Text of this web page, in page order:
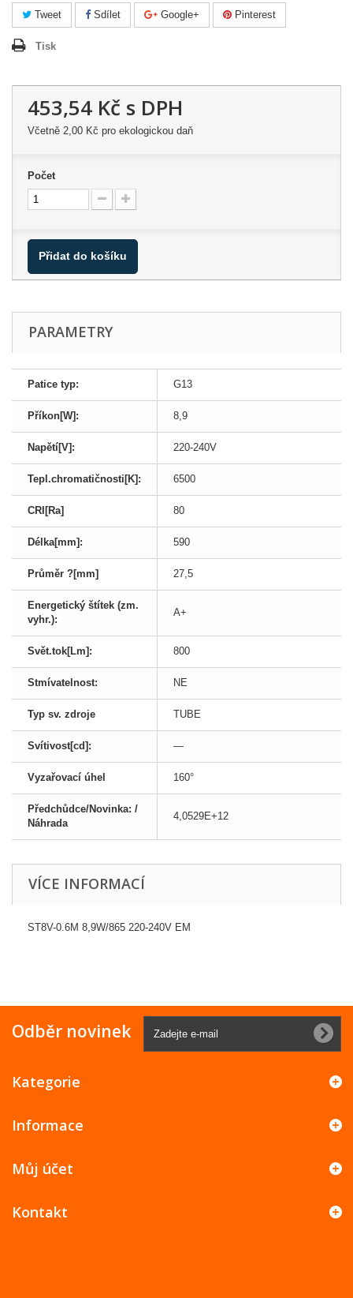
Tweet Sdílet Google+ Pinterest
Tisk
453,54 Kč s DPH
Včetně 2,00 Kč pro ekologickou daň
Počet
Přidat do košíku
PARAMETRY
Patice typ: G13
Příkon[W]: 8,9
Napětí[V]: 220-240V
Tepl.chromatičnosti[K]: 6500
CRI[Ra] 80
Délka[mm]: 590
Průměr ?[mm] 27,5
Energetický štítek (zm.
vyhr.):
A+
Svět.tok[Lm]: 800
Stmívatelnost: NE
Typ sv. zdroje TUBE
Svítivost[cd]: —
Vyzařovací úhel 160°
Předchůdce/Novinka: /
Náhrada
4,0529E+12
VÍCE INFORMACÍ
ST8V-0.6M 8,9W/865 220-240V EM
Odběr novinek
Kategorie
Informace
Můj účet
Kontakt